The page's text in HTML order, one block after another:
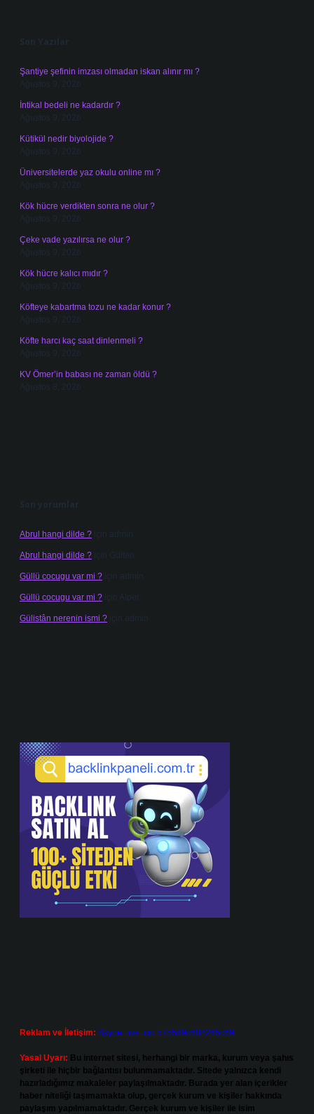
Son Yazılar
Şantiye şefinin imzası olmadan iskan alınır mı ?
Ağustos 9, 2026
İntikal bedeli ne kadardır ?
Ağustos 9, 2026
Kütikül nedir biyolojide ?
Ağustos 9, 2026
Üniversitelerde yaz okulu online mı ?
Ağustos 9, 2026
Kök hücre verdikten sonra ne olur ?
Ağustos 9, 2026
Çeke vade yazılırsa ne olur ?
Ağustos 9, 2026
Kök hücre kalıcı mıdır ?
Ağustos 9, 2026
Köfteye kabartma tozu ne kadar konur ?
Ağustos 9, 2026
Köfte harcı kaç saat dinlenmeli ?
Ağustos 9, 2026
KV Ömer’in babası ne zaman öldü ?
Ağustos 8, 2026
Son yorumlar
Abrul hangi dilde ? için admin
Abrul hangi dilde ? için Gülten
Güllü cocugu var mi ? için admin
Güllü cocugu var mi ? için Alper
Gülistân nerenin ismi ? için admin
Reklam ve İletişim: Skype: live:.cid.575569c608265c69
Yasal Uyarı: Bu internet sitesi, herhangi bir marka, kurum veya şahıs
şirketi ile hiçbir bağlantısı bulunmamaktadır. Sitede yalnızca kendi
hazırladığımız makaleler paylaşılmaktadır. Burada yer alan içerikler
haber niteliği taşımamakta olup, gerçek kurum ve kişiler hakkında
paylaşım yapılmamaktadır. Gerçek kurum ve kişiler ile isim